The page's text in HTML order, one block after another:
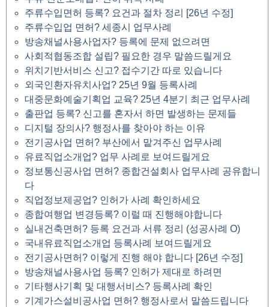
주류수입면허 등록? 요건과 절차 정리 [26년 수정]
주류수입업 면허? 세종시 업무사례
방송채널사용사업자? 등록에 문제 없으려면
사회적협동조합 설립? 필요한 경우 말씀드릴게요
위치기반서비스 신고? 접수기간 따로 있습니다
외국인환자유치사업? 25년 9월 등록사례
대중문화예술기획업 교육? 25년 4분기 최근 업무사례
출판업 등록? 신고를 혼자서 하면 발생하는 문제들
디지털 장의사? 행정사를 찾아야 하는 이유
전기공사업 면허? 부산에서 맡겨주신 업무사례
유료직업소개업? 업무 사례로 보여드릴게요
정보통신공사업 면허? 종합건설회사 업무사례 공유합니
다
직업정보제공업? 인허가 사례 확인하세요
종합여행업 변경등록? 이럴 때 진행해야합니다
실내건축면허? 등록 요건과 서류 정리 (성공사례 O)
국내유료직업소개업 등록사례 보여드릴게요
전기공사면허? 이렇게 진행 해야 합니다 [26년 수정]
방송채널사용사업 등록? 인허가 제대로 하려면
기타행사기획 및 대행서비스? 등록사례 확인
기계가스설비공사업 면허? 행정사로서 말씀드립니다